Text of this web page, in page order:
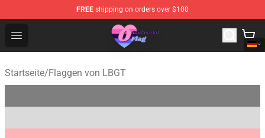
FREE shipping on orders over $100
Open menu
Omnisexual Flag Store - The Best Store of Omnisexual
Startseite/Flaggen von LBGT